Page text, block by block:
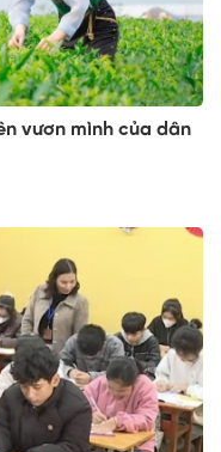
vươn mình của dân